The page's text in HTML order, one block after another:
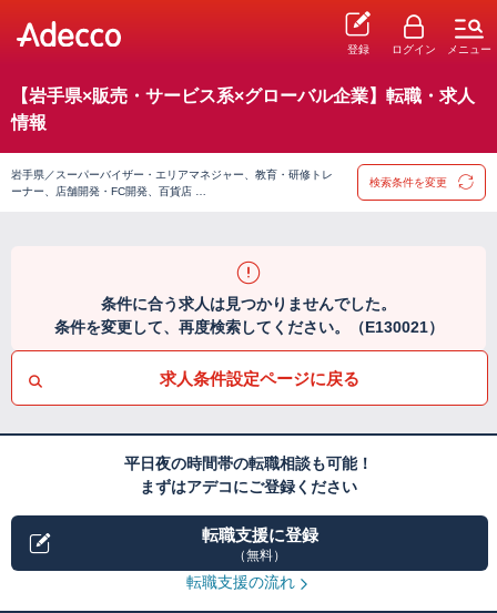
登録 ログイン メニュー
【岩手県×販売・サービス系×グローバル企業】転職・求人
情報
岩手県／スーパーバイザー・エリアマネジャー、教育・研修トレ
ーナー、店舗開発・FC開発、百貨店 …
検索条件を変更
条件に合う求人は見つかりませんでした。
条件を変更して、再度検索してください。（E130021）
求人条件設定ページに戻る
平日夜の時間帯の転職相談も可能！
まずはアデコにご登録ください
転職支援に登録
（無料）
転職支援の流れ